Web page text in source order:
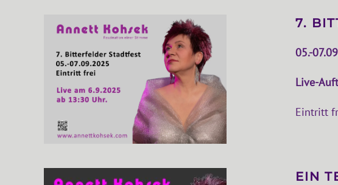
7.
05.-
Live-
Eintritt
EIN